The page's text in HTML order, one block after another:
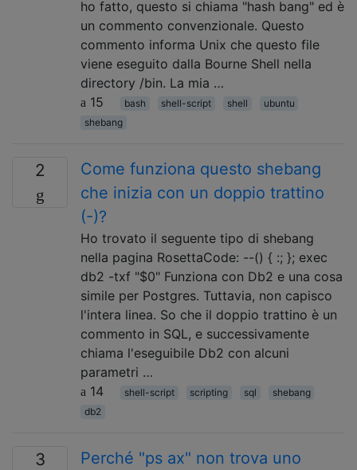
ho fatto, questo si chiama "hash bang" ed è
un commento convenzionale. Questo
commento informa Unix che questo file
viene eseguito dalla Bourne Shell nella
directory /bin. La mia …
15
bash shell-script shell
ubuntu
shebang
2
Come funziona questo shebang
che inizia con un doppio trattino
(-)?
Ho trovato il seguente tipo di shebang
nella pagina RosettaCode: --() { :; }; exec
db2 -txf "$0" Funziona con Db2 e una cosa
simile per Postgres. Tuttavia, non capisco
l'intera linea. So che il doppio trattino è un
commento in SQL, e successivamente
chiama l'eseguibile Db2 con alcuni
parametri …
14
shell-script scripting sql
shebang
db2
3
Perché "ps ax" non trova uno